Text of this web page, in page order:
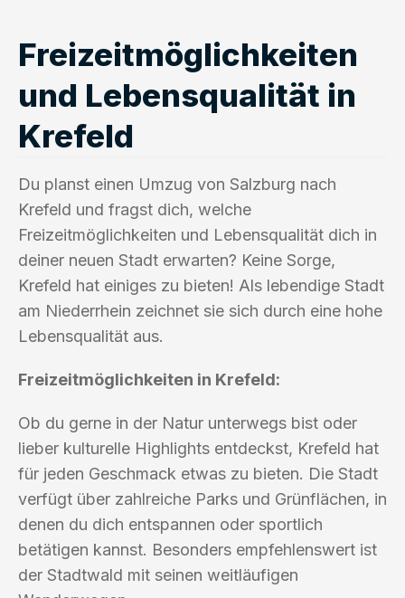
Freizeitmöglichkeiten
und Lebensqualität in
Krefeld
Du planst einen Umzug von Salzburg nach
Krefeld und fragst dich, welche
Freizeitmöglichkeiten und Lebensqualität dich in
deiner neuen Stadt erwarten? Keine Sorge,
Krefeld hat einiges zu bieten! Als lebendige Stadt
am Niederrhein zeichnet sie sich durch eine hohe
Lebensqualität aus.
Freizeitmöglichkeiten in Krefeld:
Ob du gerne in der Natur unterwegs bist oder
lieber kulturelle Highlights entdeckst, Krefeld hat
für jeden Geschmack etwas zu bieten. Die Stadt
verfügt über zahlreiche Parks und Grünflächen, in
denen du dich entspannen oder sportlich
betätigen kannst. Besonders empfehlenswert ist
der Stadtwald mit seinen weitläufigen